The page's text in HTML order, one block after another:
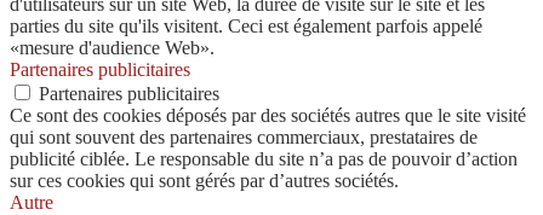
d'utilisateurs sur un site Web, la durée de visite sur le site et les
parties du site qu'ils visitent. Ceci est également parfois appelé
«mesure d'audience Web».
Partenaires publicitaires
Partenaires publicitaires
Ce sont des cookies déposés par des sociétés autres que le site visité
qui sont souvent des partenaires commerciaux, prestataires de
publicité ciblée. Le responsable du site n’a pas de pouvoir d’action
sur ces cookies qui sont gérés par d’autres sociétés.
Autre